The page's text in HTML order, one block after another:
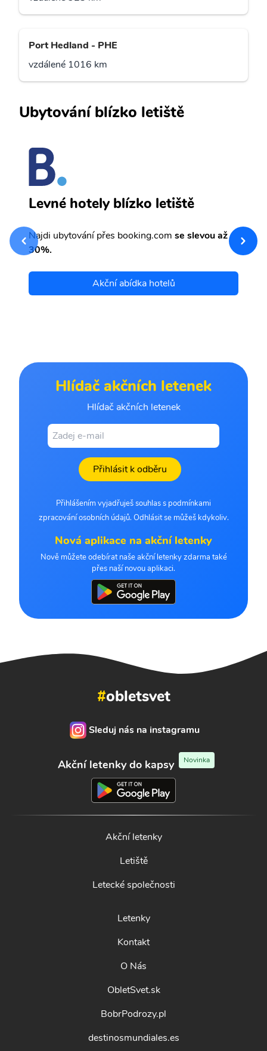
Port Hedland - PHE
vzdálené 1016 km
Ubytování blízko letiště
Levné hotely blízko letiště
Najdi ubytování přes booking.com se slevou až
30%.
Akční abídka hotelů
Hlídač akčních letenek
Hlídač akčních letenek
Přihlásit k odběru
Přihlášením vyjadřuješ souhlas s podmínkami
zpracování osobních údajů. Odhlásit se můžeš kdykoliv.
Nová aplikace na akční letenky
Nově můžete odebírat naše akční letenky zdarma také
přes naší novou aplikaci.
#obletsvet
Sleduj nás na instagramu
Akční letenky do kapsy Novinka
Akční letenky
Letiště
Letecké společnosti
Letenky
Kontakt
O Nás
ObletSvet.sk
BobrPodrozy.pl
destinosmundiales.es